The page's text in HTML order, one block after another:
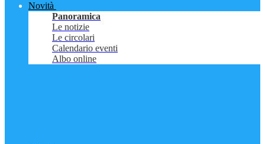
Novità
Panoramica
Le notizie
Le circolari
Calendario eventi
Albo online